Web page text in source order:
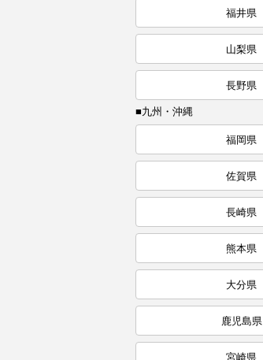
福井県
山梨県
長野県
■九州・沖縄
福岡県
佐賀県
長崎県
熊本県
大分県
鹿児島県
宮崎県